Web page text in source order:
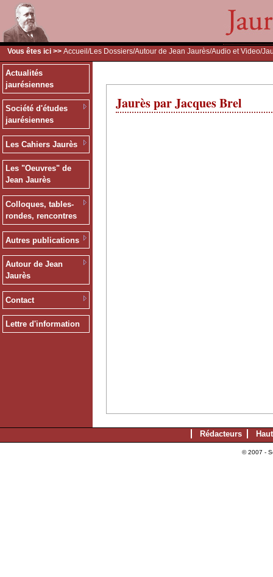
Vous êtes ici >> Accueil /Les Dossiers/Autour de Jean Jaurès/Audio et Video/
Actualités
jaurésiennes
Société d'études
jaurésiennes
Les Cahiers Jaurès
Les "Oeuvres" de
Jean Jaurès
Colloques, tables-
rondes, rencontres
Autres publications
Autour de Jean
Jaurès
Contact
Lettre d'information
Jaurès par Jacques Brel
Rédacteurs
© 2007 -